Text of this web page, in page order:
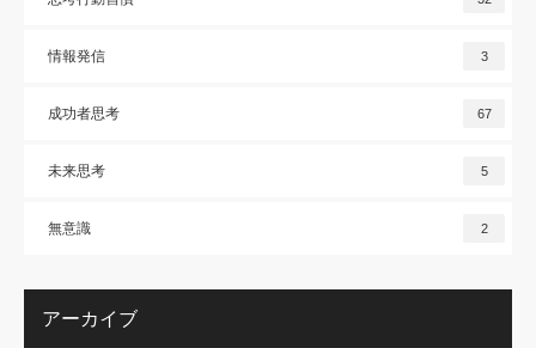
情報発信 3
成功者思考 67
未来思考 5
無意識 2
アーカイブ